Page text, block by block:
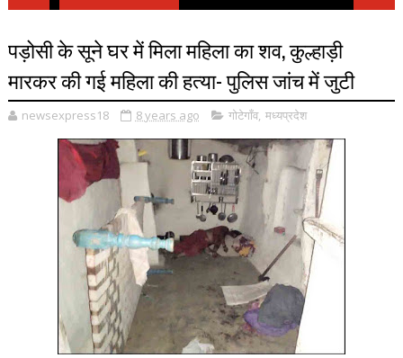
पड़ोसी के सूने घर में मिला महिला का शव, कुल्हाड़ी
मारकर की गई महिला की हत्या- पुलिस जांच में जुटी
newsexpress18 8 years ago गोटेगाँव, मध्यप्रदेश